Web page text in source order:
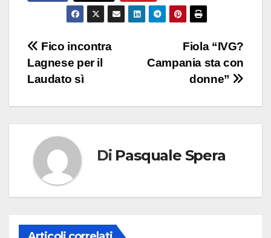
Navigazione
articoli
Fiola “IVG?
Campania sta con
donne”
Fico incontra
Lagnese per il
Laudato sì
Di Pasquale Spera